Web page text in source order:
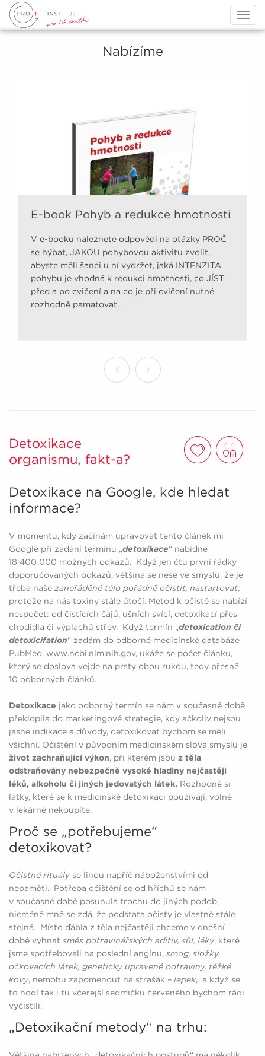
Nabízíme
E-book Pohyb a redukce hmotnosti
V e-booku naleznete odpovědi na otázky PROČ
se hýbat, JAKOU pohybovou aktivitu zvolit,
abyste měli šanci u ní vydržet, jaká INTENZITA
pohybu je vhodná k redukci hmotnosti, co JÍST
před a po cvičení a na co je při cvičení nutné
rozhodně pamatovat.
Detoxikace
organismu, fakt-a?
Detoxikace na Google, kde hledat
informace?
V momentu, kdy začínám upravovat tento článek mi
Google při zadání termínu „detoxikace“ nabídne
18 400 000 možných odkazů. Když jen čtu první řádky
doporučovaných odkazů, většina se nese ve smyslu, že je
třeba naše zaneřáděné tělo pořádně očistit, nastartovat,
protože na nás toxiny stále útočí. Metod k očistě se nabízí
nespočet: od čistících čajů, ušních svící, detoxikací přes
chodidla či výplachů střev. Když termín „detoxication či
detoxicifation“ zadám do odborné medicínské databáze
PubMed, www.ncbi.nlm.nih.gov, ukáže se počet článku,
který se doslova vejde na prsty obou rukou, tedy přesně
10 odborných článků.
Detoxikace jako odborný termín se nám v současné době
překlopila do marketingové strategie, kdy ačkoliv nejsou
jasné indikace a důvody, detoxikovat bychom se měli
všichni. Očištění v původním medicínském slova smyslu je
život zachraňující výkon, při kterém jsou z těla
odstraňovány nebezpečně vysoké hladiny nejčastěji
léků, alkoholu či jiných jedovatých látek. Rozhodně si
látky, které se k medicínské detoxikaci používají, volně
v lékárně nekoupíte.
Proč se „potřebujeme“
detoxikovat?
Očistné rituály se linou napříč náboženstvími od
nepaměti. Potřeba očištění se od hříchů se nám
v současné době posunula trochu do jiných podob,
nicméně mně se zdá, že podstata očisty je vlastně stále
stejná. Místo ďábla z těla nejčastěji chceme v dnešní
době vyhnat směs potravinářských aditiv, sůl, léky, které
jsme spotřebovali na poslední angínu, smog, složky
očkovacích látek, geneticky upravené potraviny, těžké
kovy, nemohu zapomenout na strašák – lepek, a když se
to hodí tak i tu včerejší sedmičku červeného bychom rádi
vyčistili.
„Detoxikační metody“ na trhu: